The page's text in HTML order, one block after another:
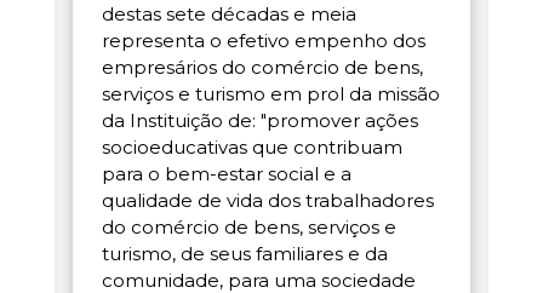
destas sete décadas e meia
representa o efetivo empenho dos
empresários do comércio de bens,
serviços e turismo em prol da missão
da Instituição de: "promover ações
socioeducativas que contribuam
para o bem-estar social e a
qualidade de vida dos trabalhadores
do comércio de bens, serviços e
turismo, de seus familiares e da
comunidade, para uma sociedade